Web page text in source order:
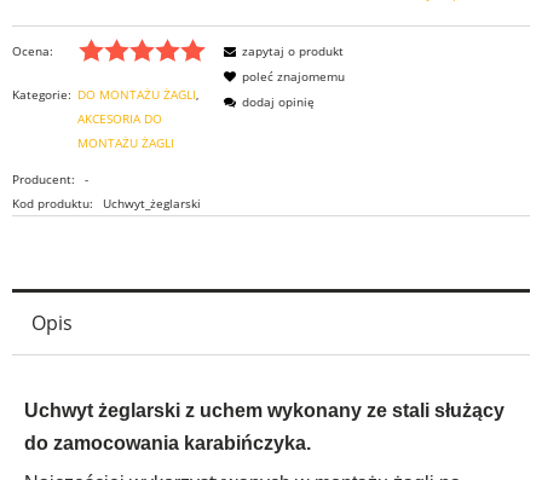
Ocena:
Kategorie: DO MONTAŻU ŻAGLI
AKCESORIA DO
MONTAŻU ŻAGLI
Producent:
-
Kod produktu:
Uchwyt_żeglarski
zapytaj o produkt
poleć znajomemu
dodaj opinię
Opis
Uchwyt żeglarski z uchem wykonany ze stali służący
do zamocowania karabińczyka.